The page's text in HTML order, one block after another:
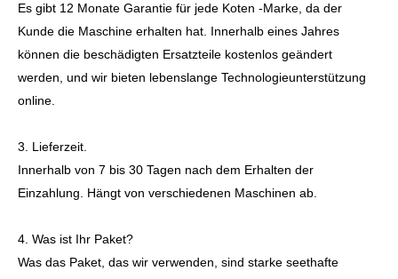
Es gibt 12 Monate Garantie für jede Koten -Marke, da der
Kunde die Maschine erhalten hat. Innerhalb eines Jahres
können die beschädigten Ersatzteile kostenlos geändert
werden, und wir bieten lebenslange Technologieunterstützung
online.
3. Lieferzeit.
Innerhalb von 7 bis 30 Tagen nach dem Erhalten der
Einzahlung. Hängt von verschiedenen Maschinen ab.
4. Was ist Ihr Paket?
Was das Paket, das wir verwenden, sind starke seethafte